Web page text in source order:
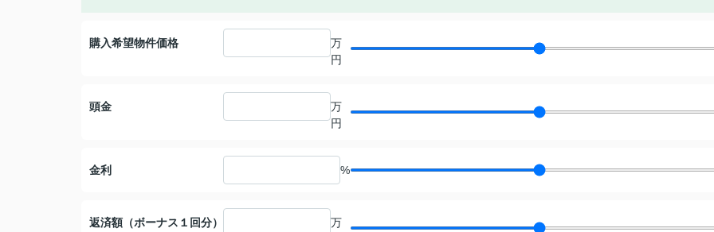
購入希望物件価格
万
円
頭金
万
円
金利 %
返済額（ボーナス１回分）
万